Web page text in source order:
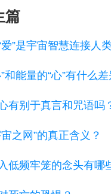
篇
”是宇宙智慧连接人
和能量的“心”有什么差
有别于真言和咒语吗
之网”的真正含义？
低频牢笼的念头有哪